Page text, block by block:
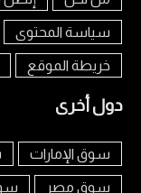
سياسة المحتوى
خريطة الموقع
دول أخرى
سوق الإمارات
سوق مصر